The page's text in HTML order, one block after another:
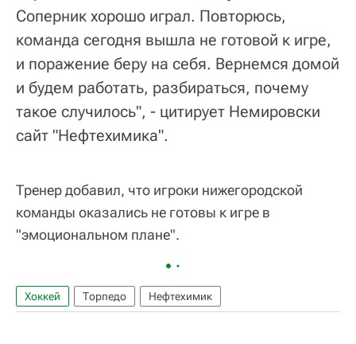
Соперник хорошо играл. Повторюсь,
команда сегодня вышла не готовой к игре,
и поражение беру на себя. Вернемся домой
и будем работать, разбираться, почему
такое случилось", - цитирует Немировски
сайт "Нефтехимика".
Тренер добавил, что игроки нижегородской
команды оказались не готовы к игре в
"эмоциональном плане".
Хоккей Торпедо Нефтехимик